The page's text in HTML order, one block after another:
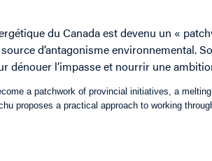
du Canada est devenu un «
d’antagonisme environnemental.
dénouer l’impasse et nourrir une
a patchwork of provincial initiatives, a
proposes a practical approach to working